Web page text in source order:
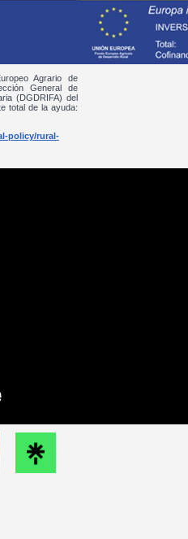
Agrario de
General de
(DGDRIFA) del
total de la ayuda:
policy/rural-